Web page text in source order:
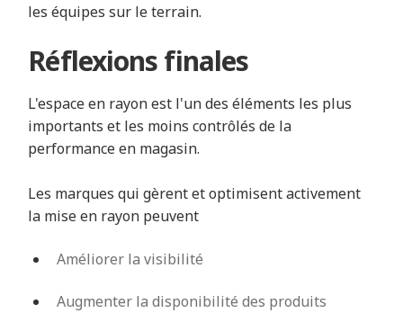
les équipes sur le terrain.
Réflexions finales
L'espace en rayon est l'un des éléments les plus
importants et les moins contrôlés de la
performance en magasin.
Les marques qui gèrent et optimisent activement
la mise en rayon peuvent
Améliorer la visibilité
Augmenter la disponibilité des produits